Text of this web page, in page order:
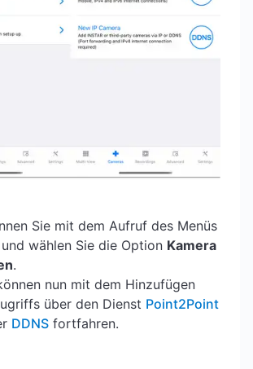
Sie mit dem Aufruf des Menüs
und wählen Sie die Option Kamera
.
nun mit dem Hinzufügen
über den Dienst Point2Point
DDNS fortfahren.